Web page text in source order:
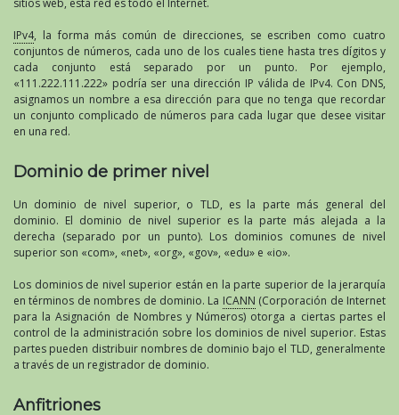
sitios web, esta red es todo el Internet.
IPv4, la forma más común de direcciones, se escriben como cuatro
conjuntos de números, cada uno de los cuales tiene hasta tres dígitos y
cada conjunto está separado por un punto. Por ejemplo,
«111.222.111.222» podría ser una dirección IP válida de IPv4. Con DNS,
asignamos un nombre a esa dirección para que no tenga que recordar
un conjunto complicado de números para cada lugar que desee visitar
en una red.
Dominio de primer nivel
Un dominio de nivel superior, o TLD, es la parte más general del
dominio. El dominio de nivel superior es la parte más alejada a la
derecha (separado por un punto). Los dominios comunes de nivel
superior son «com», «net», «org», «gov», «edu» e «io».
Los dominios de nivel superior están en la parte superior de la jerarquía
en términos de nombres de dominio. La ICANN (Corporación de Internet
para la Asignación de Nombres y Números) otorga a ciertas partes el
control de la administración sobre los dominios de nivel superior. Estas
partes pueden distribuir nombres de dominio bajo el TLD, generalmente
a través de un registrador de dominio.
Anfitriones